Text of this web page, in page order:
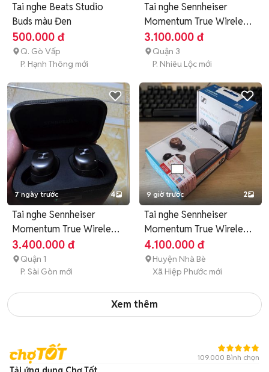
Tai nghe Beats Studio
Buds màu Đen
500.000 đ
Q. Gò Vấp
P. Hạnh Thông mới
Tai nghe Sennheiser
Momentum True Wireless
4 Đen
3.100.000 đ
Quận 3
P. Nhiêu Lộc mới
7 ngày trước 4
Tai nghe Sennheiser
Momentum True Wireless
4 Đen
3.400.000 đ
Quận 1
P. Sài Gòn mới
9 giờ trước 2
Tai nghe Sennheiser
Momentum True Wireless
4
4.100.000 đ
Huyện Nhà Bè
Xã Hiệp Phước mới
Xem thêm
109.000 Bình chọn